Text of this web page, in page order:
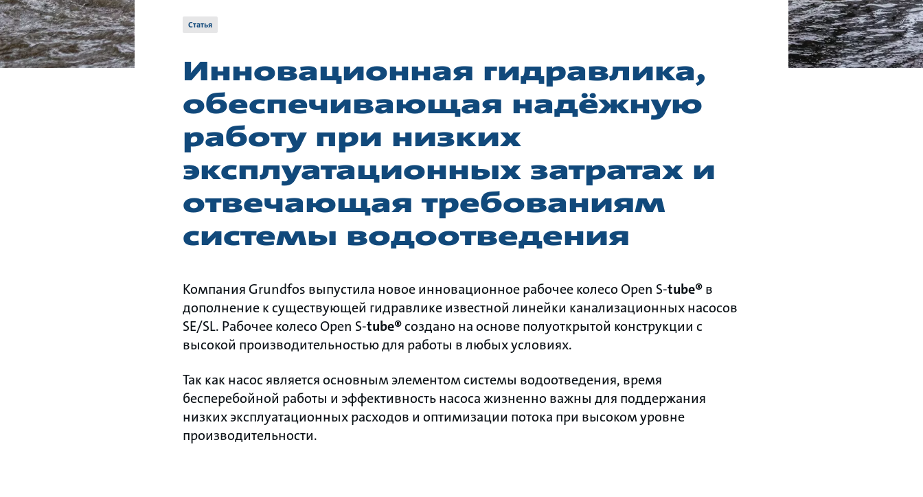
Статья
Инновационная гидравлика,
обеспечивающая надёжную
работу при низких
эксплуатационных затратах и ​​
отвечающая требованиям
системы водоотведения
Компания Grundfos выпустила новое инновационное рабочее колесо Open S-tube®в
дополнение к существующей гидравлике известной линейки канализационных насосов
SE/SL. Рабочее колесо Open S-tube®создано на основе полуоткрытой конструкции с
высокой производительностью для работы в любых условиях.
Так как насос является основным элементом системы водоотведения, время
бесперебойной работы и эффективность насоса жизненно важны для поддержания
низких эксплуатационных расходов и оптимизации потока при высоком уровне
производительности.